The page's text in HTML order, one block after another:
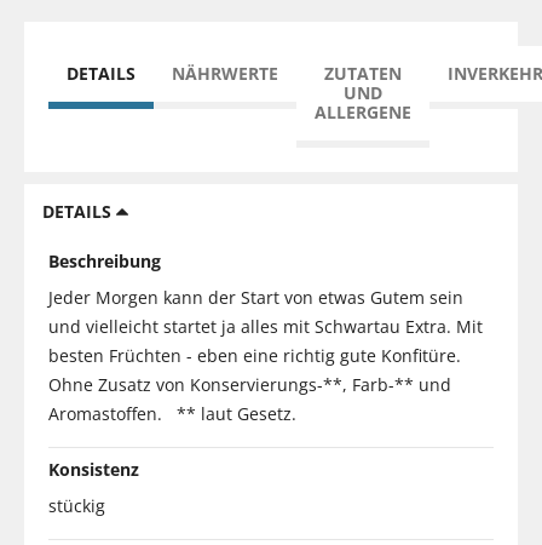
DETAILS NÄHRWERTE
ZUTATEN
UND
ALLERGENE
DETAILS
Beschreibung
Jeder Morgen kann der Start von etwas Gutem sein
und vielleicht startet ja alles mit Schwartau Extra. Mit
besten Früchten - eben eine richtig gute Konfitüre.
Ohne Zusatz von Konservierungs-**, Farb-** und
Aromastoffen. ** laut Gesetz.
Konsistenz
stückig